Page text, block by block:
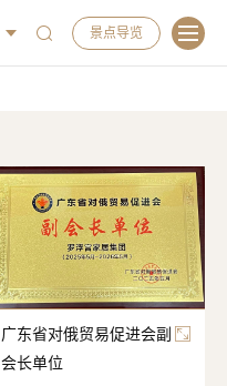
景点导览
广东省对俄贸易促进会副
会长单位